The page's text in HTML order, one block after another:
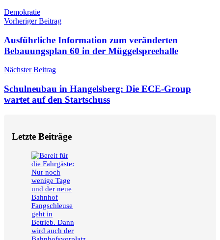
Schlagwörter
Demokratie
Beitragsnavigation
Vorheriger Beitrag
Ausführliche Information zum veränderten
Bebauungsplan 60 in der Müggelspreehalle
Nächster Beitrag
Schulneubau in Hangelsberg: Die ECE-Group
wartet auf den Startschuss
Letzte Beiträge